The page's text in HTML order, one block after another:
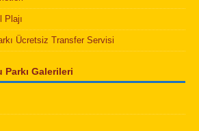
Plajı
Ücretsiz Transfer Servisi
Galerileri